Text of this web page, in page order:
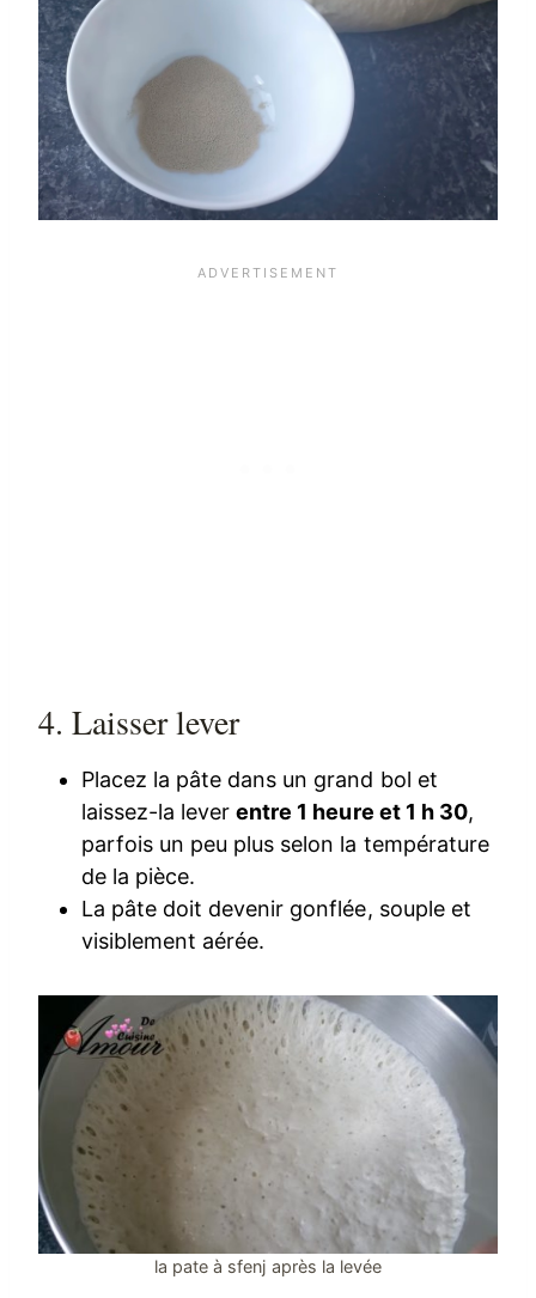
4. Laisser lever
Placez la pâte dans un grand bol et
laissez-la leverentre 1 heure et 1 h 30,
parfois un peu plus selon la température
de la pièce.
La pâte doit devenir gonflée, souple et
visiblement aérée.
la pate à sfenj après la levée